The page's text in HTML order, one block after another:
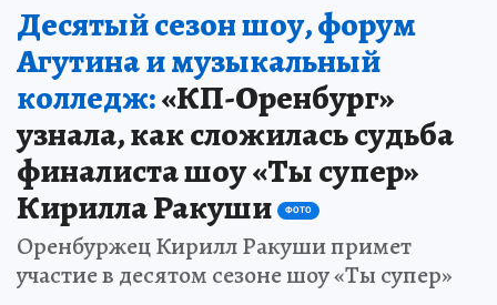
Десятый сезон шоу, форум
Агутина и музыкальный
колледж:«КП-Оренбург»
узнала, как сложилась судьба
финалиста шоу «Ты супер»
Кирилла Ракуши
ФОТО
Оренбуржец Кирилл Ракуши примет
участие в десятом сезоне шоу «Ты супер»